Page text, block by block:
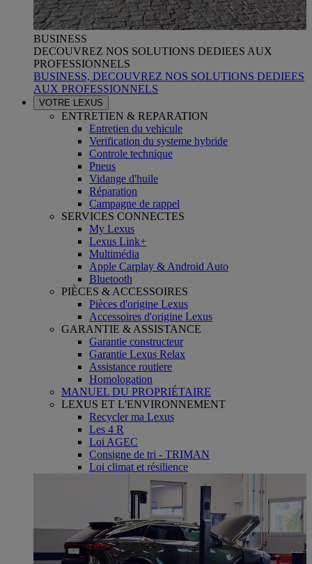
BUSINESS
DECOUVREZ NOS SOLUTIONS DEDIEES AUX
PROFESSIONNELS
BUSINESS, DECOUVREZ NOS SOLUTIONS DEDIEES
AUX PROFESSIONNELS
VOTRE LEXUS
ENTRETIEN & REPARATION
Entretien du vehicule
Verification du systeme hybride
Controle technique
Pneus
Vidange d'huile
Réparation
Campagne de rappel
SERVICES CONNECTES
My Lexus
Lexus Link+
Multimédia
Apple Carplay & Android Auto
Bluetooth
PIÈCES & ACCESSOIRES
Pièces d'origine Lexus
Accessoires d'origine Lexus
GARANTIE & ASSISTANCE
Garantie constructeur
Garantie Lexus Relax
Assistance routiere
Homologation
MANUEL DU PROPRIÉTAIRE
LEXUS ET L'ENVIRONNEMENT
Recycler ma Lexus
Les 4 R
Loi AGEC
Consigne de tri - TRIMAN
Loi climat et résilience